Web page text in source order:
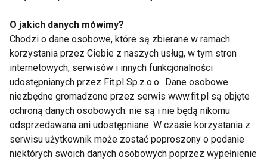
natrzyj tym rybę.
Wymieszaj jogurt z olejem i przyprawami. Pokryj nim
rybę na zewnątrz i wewnątrz, następnie odczekaj, aż
przejdzie smakiem i będzie gotowa do grillowania.
Grillowanie: połóż ryby bezpośrednio na grillowej
tatce lub na aluminium przez 6-8 minut na każdej
stronie. Jeżeli używasz grilla, 3-4 minuty każdą
stronę. Czas grillowania zależy od tego jak rozgrzany
O jakich danych mówimy?
Chodzi o dane osobowe, które są zbierane w ramach
korzystania przez Ciebie z naszych usług, w tym stron
internetowych, serwisów i innych funkcjonalności
udostępnianych przez Fit.pl Sp.z.o.o.. Dane osobowe
niezbędne gromadzone przez serwis www.fit.pl są objęte
ochroną danych osobowych: nie są i nie będą nikomu
odsprzedawana ani udostępniane. W czasie korzystania z
serwisu użytkownik może zostać poproszony o podanie
niektórych swoich danych osobowych poprzez wypełnienie